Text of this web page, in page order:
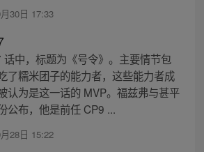
30日 17:33
中，标题为《号令》。主要情节包
了糯米团子的能力者，这些能力者成
认为是这一话的 MVP。福兹弗与甚平
公布，他是前任 CP9 ...
28日 15:22